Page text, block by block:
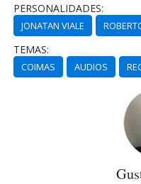
PERSONALIDADES:
JONATAN VIALE
TEMAS:
COIMAS AUDIOS